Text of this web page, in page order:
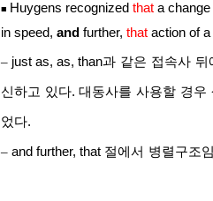
■ Huygens recognized that a
in speed, and further, that action of
– just as, as, than과 같은 접속사 뒤
신하고 있다. 대동사를 사용할 경우
었다.
– and further, that 절에서 병렬구조